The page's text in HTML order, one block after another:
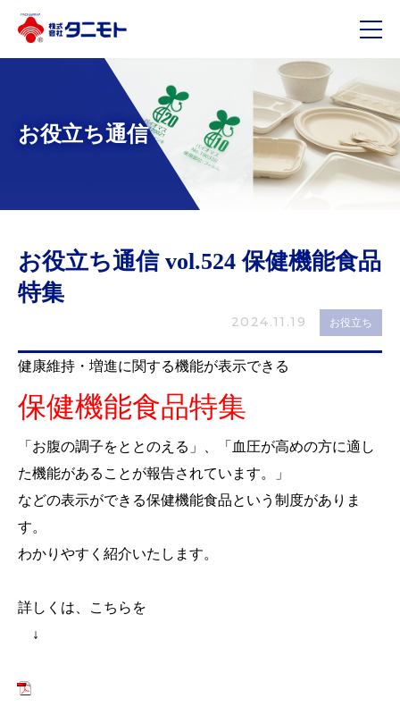
お役立ち通信
お役立ち通信 vol.524 保健機能食品
特集
2024.11.19 お役立ち
健康維持・増進に関する機能が表示できる
保健機能食品特集
「お腹の調子をととのえる」、「血圧が高めの方に適し
た機能があることが報告されています。」
などの表示ができる保健機能食品という制度がありま
す。
わかりやすく紹介いたします。
詳しくは、こちらを
↓